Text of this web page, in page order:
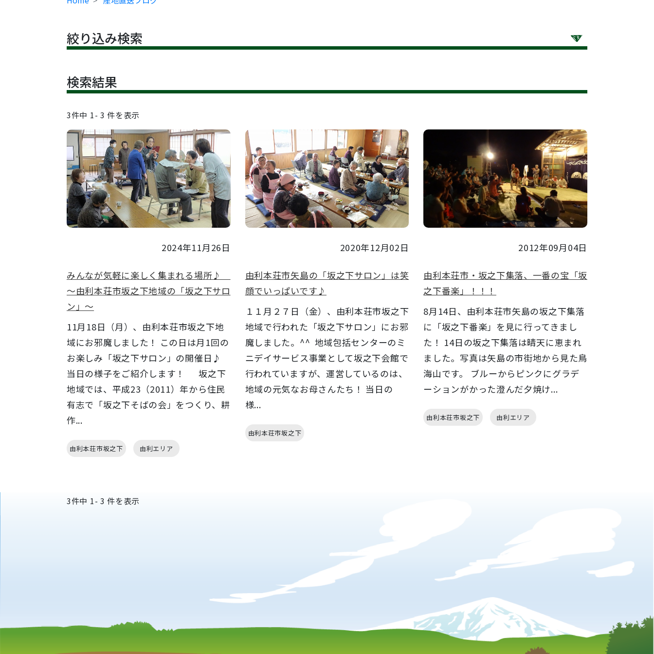
絞り込み検索
検索結果
3件中 1- 3件を表示
2024年11月26日
みんなが気軽に楽しく集まれる場所♪
～由利本荘市坂之下地域の「坂之下サロ
ン」～
11月18日（月）、由利本荘市坂之下地
域にお邪魔しました！ この日は月1回の
お楽しみ「坂之下サロン」の開催日♪
当日の様子をご紹介します！ 坂之下
地域では、平成23（2011）年から住民
有志で「坂之下そばの会」をつくり、耕
作...
由利本荘市坂之下 由利エリア
2020年12月02日
由利本荘市矢島の「坂之下サロン」は笑
顔でいっぱいです♪
１１月２７日（金）、由利本荘市坂之下
地域で行われた「坂之下サロン」にお邪
魔しました。^^ 地域包括センターのミ
ニデイサービス事業として坂之下会館で
行われていますが、運営しているのは、
地域の元気なお母さんたち！ 当日の
様...
由利本荘市坂之下
2012年09月04日
由利本荘市・坂之下集落、一番の宝「坂
之下番楽」！！！
8月14日、由利本荘市矢島の坂之下集落
に「坂之下番楽」を見に行ってきまし
た！ 14日の坂之下集落は晴天に恵まれ
ました。写真は矢島の市街地から見た鳥
海山です。 ブルーからピンクにグラデ
ーションがかった澄んだ夕焼け...
由利本荘市坂之下 由利エリア
3件中 1- 3件を表示